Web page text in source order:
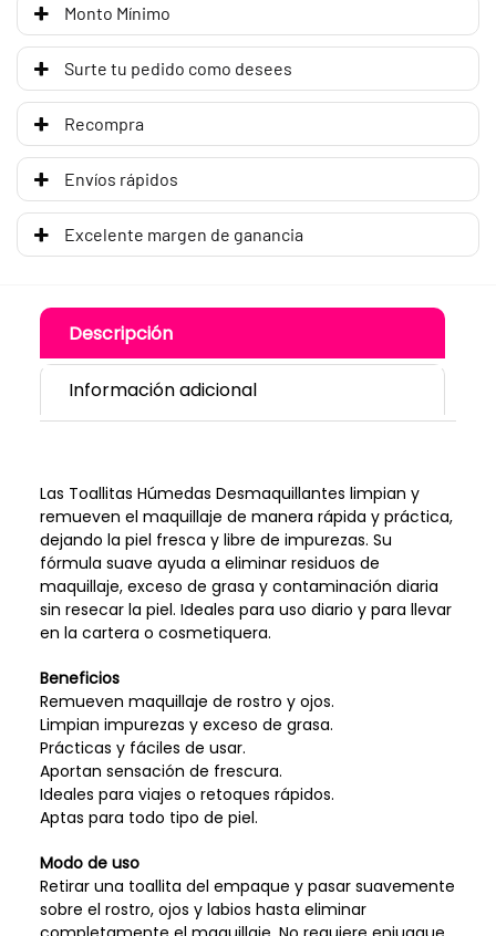
Monto Mínimo
Surte tu pedido como desees
Recompra
Envíos rápidos
Excelente margen de ganancia
Descripción
Información adicional
Las Toallitas Húmedas Desmaquillantes limpian y
remueven el maquillaje de manera rápida y práctica,
dejando la piel fresca y libre de impurezas. Su
fórmula suave ayuda a eliminar residuos de
maquillaje, exceso de grasa y contaminación diaria
sin resecar la piel. Ideales para uso diario y para llevar
en la cartera o cosmetiquera.
Beneficios
Remueven maquillaje de rostro y ojos.
Limpian impurezas y exceso de grasa.
Prácticas y fáciles de usar.
Aportan sensación de frescura.
Ideales para viajes o retoques rápidos.
Aptas para todo tipo de piel.
Modo de uso
Retirar una toallita del empaque y pasar suavemente
sobre el rostro, ojos y labios hasta eliminar